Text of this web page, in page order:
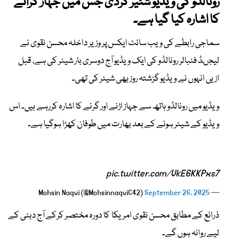
کا اشارہ کیا گیا ہے۔
سماجی رابطے کی ویب سائٹ ایکس پر وزیر داخلہ محسن نقوی نے
لیجںڈ فٹبالر رونالڈو کی ایک ویڈیو آج دوسری بار شیئر کی ہے، قبل
ازیں انہوں نے ویڈیو گزشتہ روز بھی شیئر کی تھی۔
ویڈیو میں رونالڈو ہاتھ سے جہاز اڑنے اور گرنے کا اشارہ کررہے ہیں۔ اس
ویڈیو کے شیئر ہونے کے بعد بھارت میں طوفان کھڑا ہوگیا ہے۔
pic.twitter.com/VkE6KKPxs7
— Mohsin Naqvi (@MohsinnaqviC42)
September 26, 2025
ذرائع کے مطابق محسن نقوی امریکا کا دورہ مختصر کرکے آج دبئی کے
لیے روانہ ہوں گے۔